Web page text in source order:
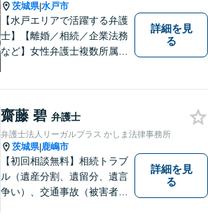
茨城県|水戸市
【水戸エリアで活躍する弁護
士】【離婚／相続／企業法務
など】女性弁護士複数所属／
いたします。お困りごとがあ
ればお気軽にご相談くださ
い。
詳細を見
る
齋藤 碧 弁護士
弁護士法人リーガルプラス かしま法律事務所
茨城県|鹿嶋市
【初回相談無料】相続トラブ
ル（遺産分割、遺留分、遺言
争い）、交通事故（被害者
詳細を見
る